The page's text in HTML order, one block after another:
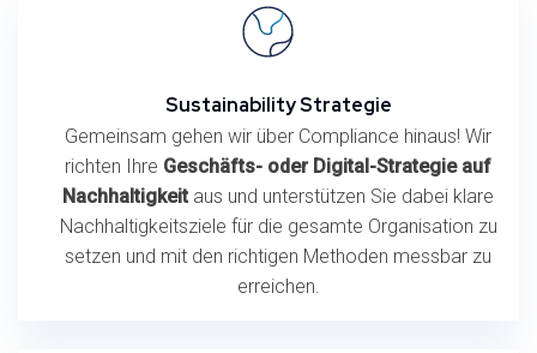
Sustainability Strategie
Gemeinsam gehen wir über Compliance hinaus! Wir
richten Ihre Geschäfts- oder Digital-Strategie auf
Nachhaltigkeit aus und unterstützen Sie dabei klare
Nachhaltigkeitsziele für die gesamte Organisation zu
setzen und mit den richtigen Methoden messbar zu
erreichen.